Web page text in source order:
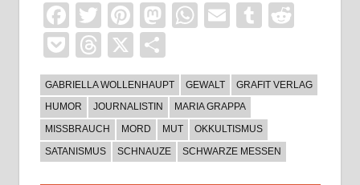
Facebook
TwitterPinterest
Mastodon
WhatsApp
EmailTumblr
PocketThreads
X
GABRIELLA WOLLENHAUPT GEWALT
GRAFIT VERLAG
HUMOR
JOURNALISTIN
MARIA GRAPPA
MISSBRAUCH
MORD MUT
OKKULTISMUS
SATANISMUS
SCHNAUZE SCHWARZE MESSEN